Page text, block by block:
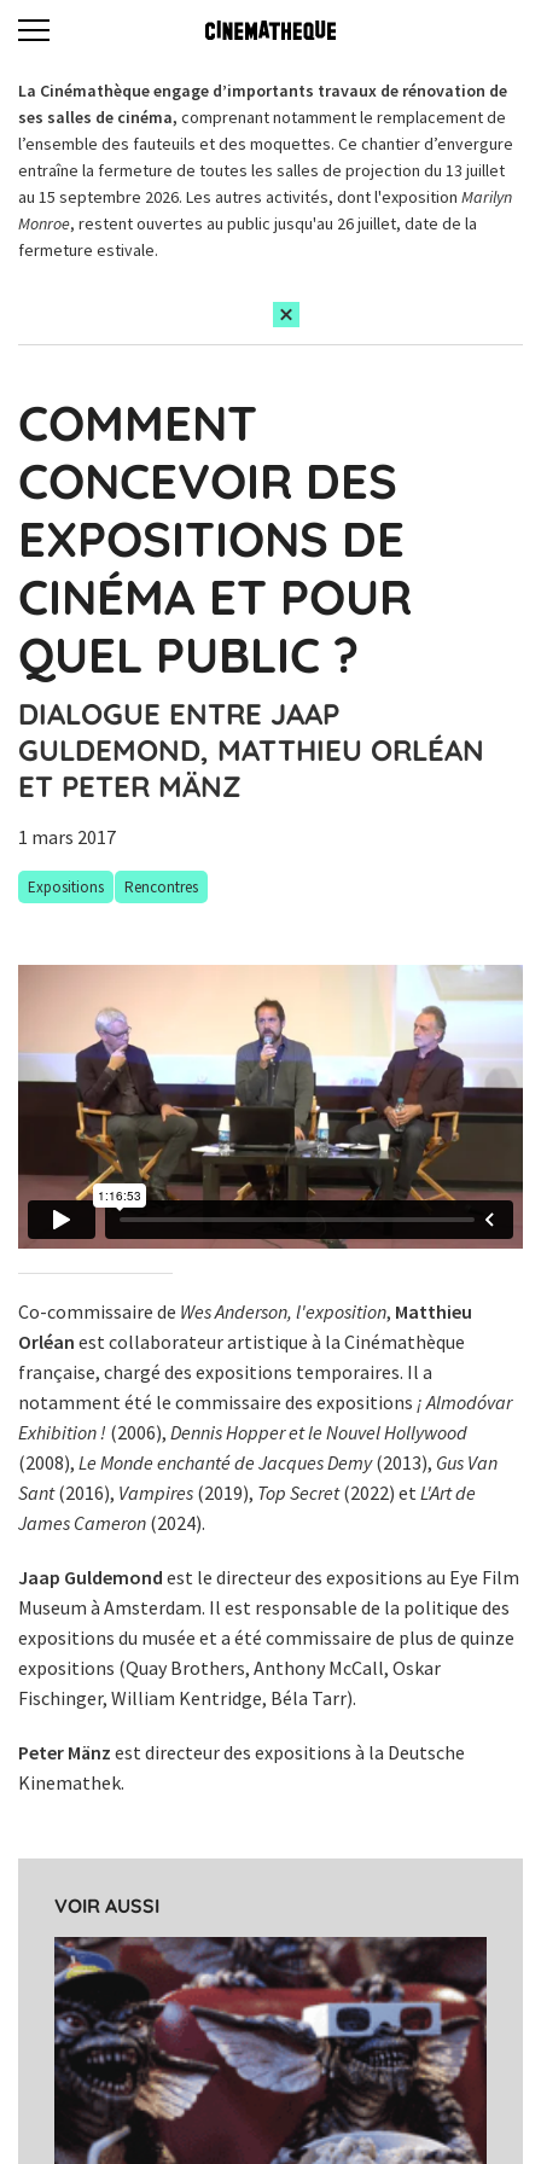
La Cinémathèque engage d’importants travaux de rénovation de
ses salles de cinéma, comprenant notamment le remplacement de
l’ensemble des fauteuils et des moquettes. Ce chantier d’envergure
entraîne la fermeture de toutes les salles de projection du 13 juillet
au 15 septembre 2026. Les autres activités, dont l'exposition Marilyn
Monroe, restent ouvertes au public jusqu'au 26 juillet, date de la
fermeture estivale.
COMMENT
CONCEVOIR DES
EXPOSITIONS DE
CINÉMA ET POUR
QUEL PUBLIC ?
DIALOGUE ENTRE JAAP
GULDEMOND, MATTHIEU ORLÉAN
ET PETER MÄNZ
1 mars 2017
Expositions Rencontres
Co-commissaire de Wes Anderson, l'exposition, Matthieu
Orléan est collaborateur artistique à la Cinémathèque
française, chargé des expositions temporaires. Il a
notamment été le commissaire des expositions ¡ Almodóvar
Exhibition ! (2006), Dennis Hopper et le Nouvel Hollywood
(2008), Le Monde enchanté de Jacques Demy(2013), Gus Van
Sant(2016), Vampires (2019), Top Secret(2022) etL'Art de
James Cameron (2024).
Jaap Guldemond est le directeur des expositions au Eye Film
Museum à Amsterdam. Il est responsable de la politique des
expositions du musée et a été commissaire de plus de quinze
expositions (Quay Brothers, Anthony McCall, Oskar
Fischinger, William Kentridge, Béla Tarr).
Peter Mänz est directeur des expositions à la Deutsche
Kinemathek.
VOIR AUSSI